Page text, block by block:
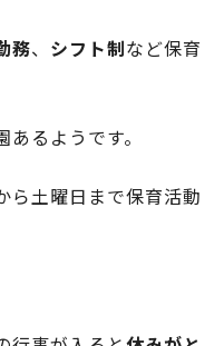
務、 シフト制など保育
るようです。
ら土曜日まで保育活動